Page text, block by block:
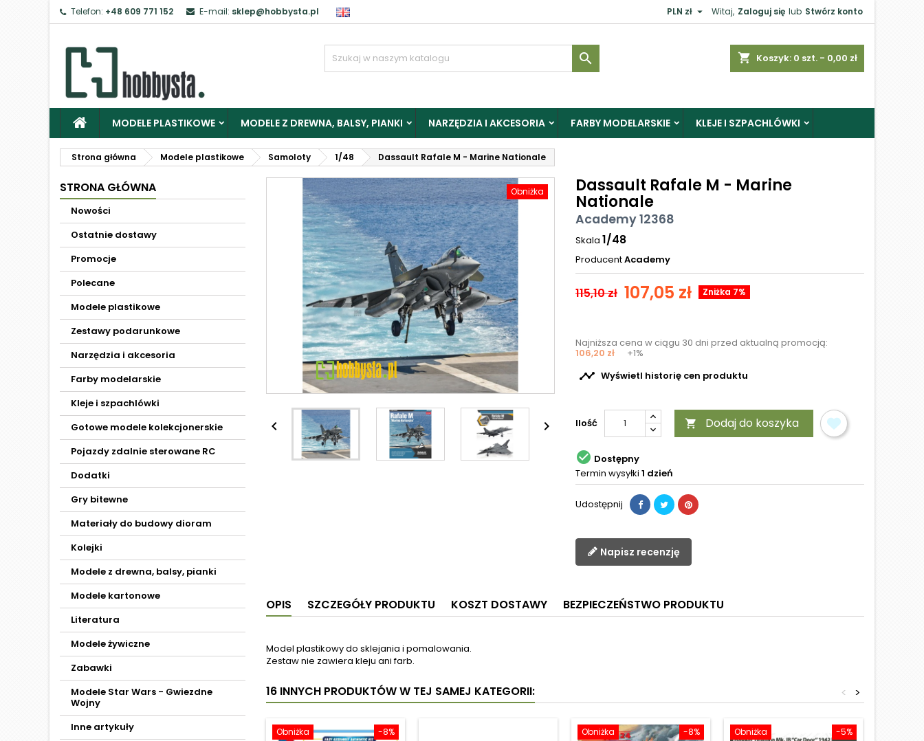
Telefon: +48 609 771 152 E-mail: sklep@hobbysta.pl Witaj, Zaloguj się lub Stwórz konto
PLN zł 
shopping_cart Koszyk: 0 szt. - 0,00 zł

MODELE PLASTIKOWE MODELE Z DREWNA, BALSY, PIANKI NARZĘDZIA I AKCESORIA FARBY MODELARSKIE KLEJE I SZPACHLÓWKI
Strona główna Modele plastikowe Samoloty 1/48 Dassault Rafale M - Marine Nationale
STRONA GŁÓWNA
Nowości
Ostatnie dostawy
Promocje
Polecane
Modele plastikowe
Zestawy podarunkowe
Narzędzia i akcesoria
Farby modelarskie
Kleje i szpachlówki
Gotowe modele kolekcjonerskie
Pojazdy zdalnie sterowane RC
Dodatki
Gry bitewne
Materiały do budowy dioram
Kolejki
Modele z drewna, balsy, pianki
Modele kartonowe
Literatura
Modele żywiczne
Zabawki
Modele Star Wars - Gwiezdne
Wojny
Inne artykuły
Obniżka
 
Dassault Rafale M - Marine
Nationale
Academy 12368
Skala 1/48
ProducentAcademy
115,10 zł 107,05 zł Zniżka 7%
Najniższa cena w ciągu 30 dni przed aktualną promocją:
106,20 zł +1%
 Wyświetl historię cen produktu
Ilość  Dodaj do koszyka
 Dostępny
Termin wysyłki 1 dzień
Udostępnij
Napisz recenzję
OPIS SZCZEGÓŁY PRODUKTU KOSZT DOSTAWY BEZPIECZEŃSTWO PRODUKTU
Model plastikowy do sklejania i pomalowania.
Zestaw nie zawiera kleju ani farb.
16 INNYCH PRODUKTÓW W TEJ SAMEJ KATEGORII: >
<
-8%
Obniżka -8%
Obniżka -5%
Obniżka